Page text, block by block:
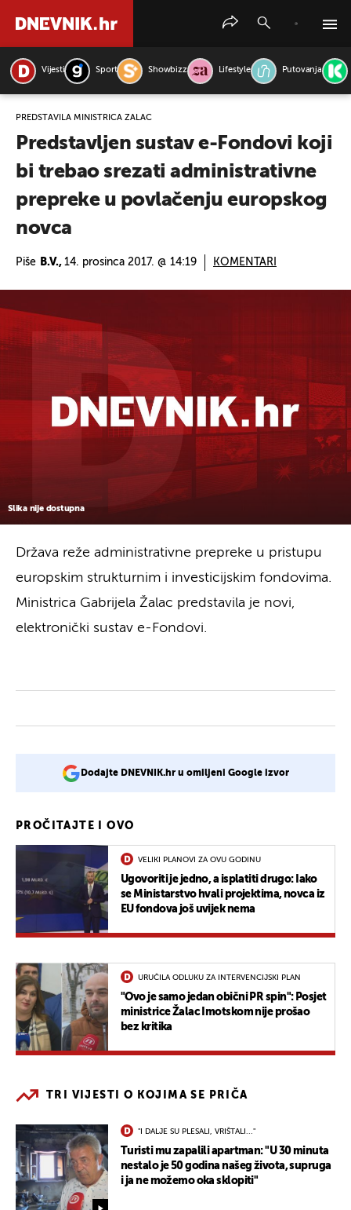
Vijesti Sport Showbizz Lifestyle Putovanja
PREDSTAVILA MINISTRICA ŽALAC
Predstavljen sustav e-Fondovi koji
bi trebao srezati administrativne
prepreke u povlačenju europskog
novca
Piše B.V., 14. prosinca 2017. @ 14:19 KOMENTARI
Slika nije dostupna
Država reže administrativne prepreke u pristupu
europskim strukturnim i investicijskim fondovima.
Ministrica Gabrijela Žalac predstavila je novi,
elektronički sustav e-Fondovi.
Dodajte DNEVNIK.hr u omiljeni Google izvor
PROČITAJTE I OVO
VELIKI PLANOVI ZA OVU GODINU
Ugovoriti je jedno, a isplatiti drugo: Iako
se Ministarstvo hvali projektima, novca iz
EU fondova još uvijek nema
URUČILA ODLUKU ZA INTERVENCIJSKI PLAN
"Ovo je samo jedan obični PR spin": Posjet
ministrice Žalac Imotskom nije prošao
bez kritika
TRI VIJESTI O KOJIMA SE PRIČA
"I DALJE SU PLESALI, VRIŠTALI..."
Turisti mu zapalili apartman: "U 30 minuta
nestalo je 50 godina našeg života, supruga
i ja ne možemo oka sklopiti"
PRETRAŽITE VIJESTI